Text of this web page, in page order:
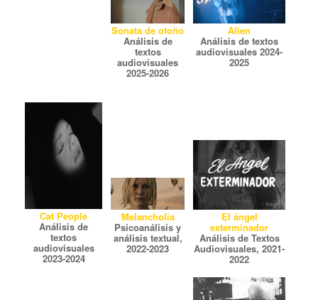
Sonata de otoño
Análisis de
textos
audiovisuales
2025-2026
Alien
Análisis de textos
audiovisuales 2024-
2025
Cat People
Análisis de
textos
audiovisuales
2023-2024
Melancholia
Psicoanálisis y
análisis textual,
2022-2023
El ángel
exterminador
Análisis de Textos
Audiovisuales, 2021-
2022